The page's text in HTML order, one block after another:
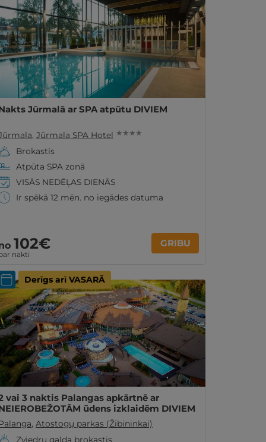
Jūrmalā ar SPA atpūtu DIVIEM
, Jūrmala SPA Hotel ★ ★ ★ ★
Brokastis
Atpūta SPA zonā
VISĀS NEDĒĻAS DIENĀS
Ir spēkā 12 mēn. no iegādes datuma
102€
nakti
GRIBU
Derīgs arī VASARĀ
vai 3 naktis Palangas apkārtnē ar
ūdens izklaidēm DIVIEM
, Atostogų parkas (Žibininkai)
Zviedru galda brokastis